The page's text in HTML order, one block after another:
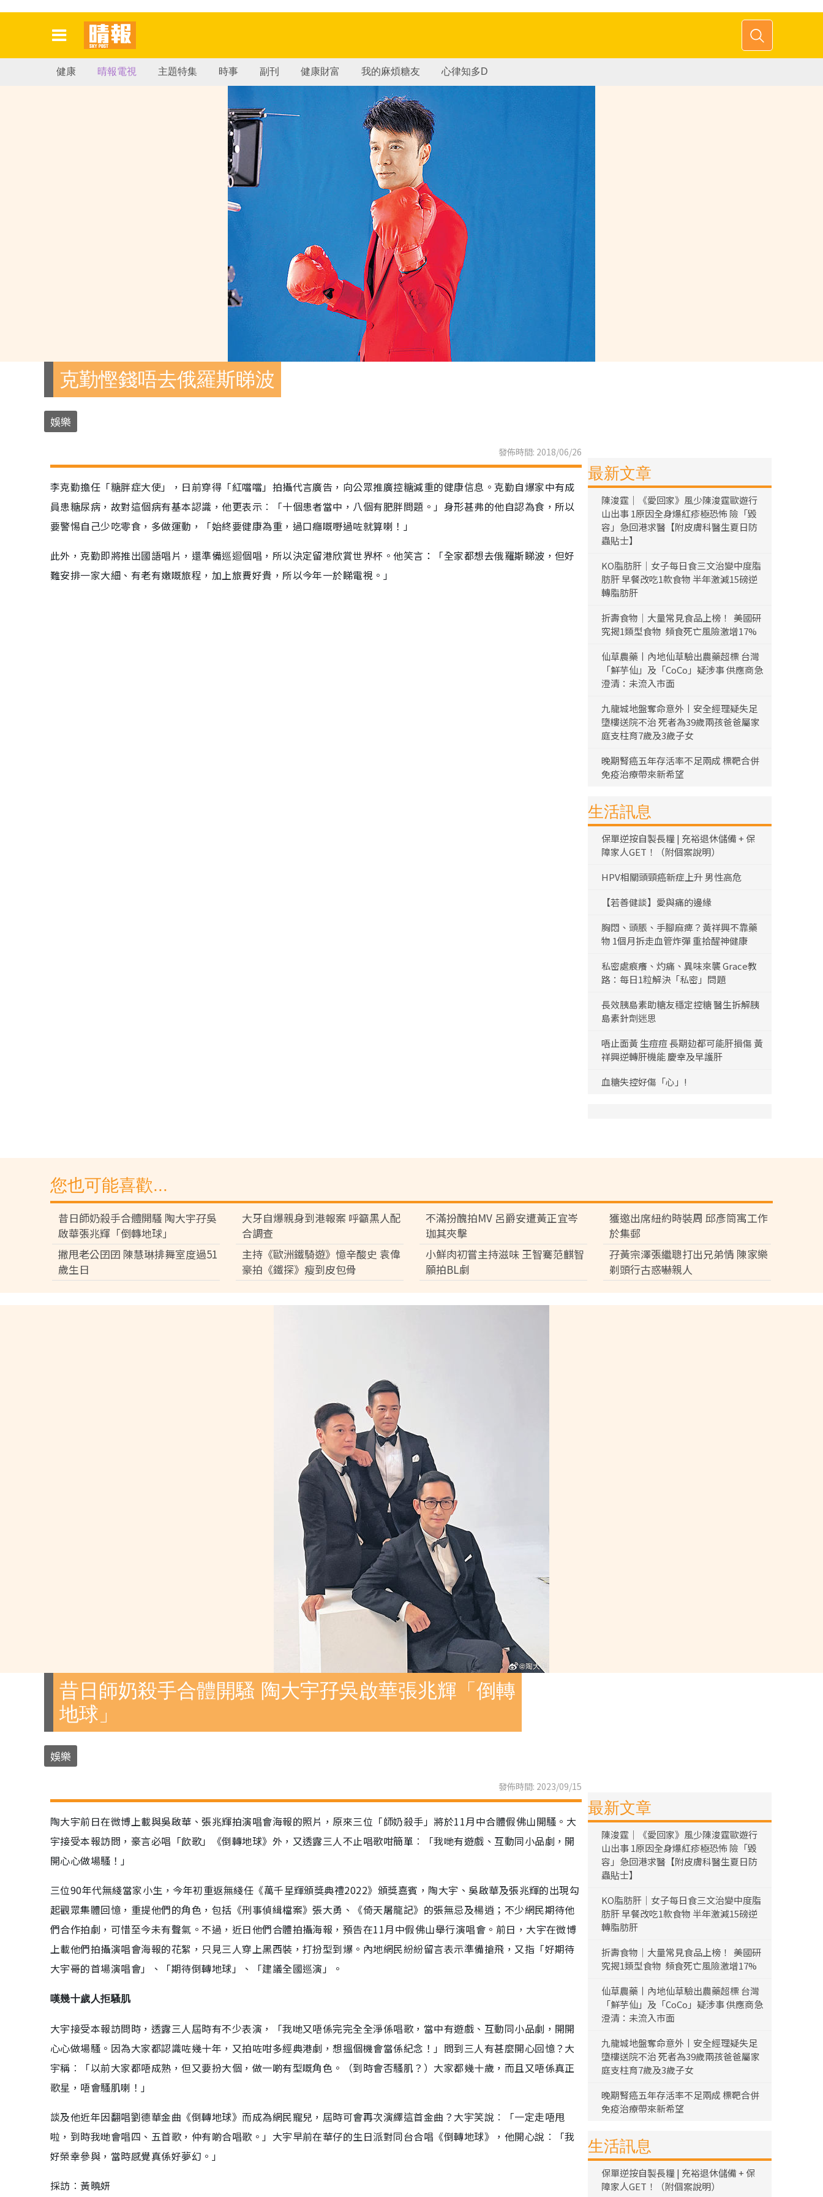
健康 晴報電視 主題特集 時事 副刊 健康財富 我的麻煩糖友 心律知多D
克勤慳錢唔去俄羅斯睇波
娛樂
發佈時間: 2018/06/26
李克勤擔任「糖胖症大使」，日前穿得「紅噹噹」拍攝代言廣告，向公眾推廣控糖減重的健康信息。克勤自爆家中有成
員患糖尿病，故對這個病有基本認識，他更表示︰「十個患者當中，八個有肥胖問題。」身形甚弗的他自認為食，所以
要警惕自己少吃零食，多做運動，「始終要健康為重，過口癮嘅嘢過咗就算喇！」
此外，克勤即將推出國語唱片，還準備巡迴個唱，所以決定留港欣賞世界杯。他笑言：「全家都想去俄羅斯睇波，但好
難安排一家大細、有老有嫩嘅旅程，加上旅費好貴，所以今年一於睇電視。」
最新文章
陳浚霆｜《愛回家》風少陳浚霆歐遊行
山出事 1原因全身爆紅疹極恐怖 險「毀
容」急回港求醫【附皮膚科醫生夏日防
蟲貼士】
KO脂肪肝｜女子每日食三文治變中度脂
肪肝 早餐改吃1款食物 半年激減15磅逆
轉脂肪肝
折壽食物｜大量常見食品上榜！ 美國研
究揭1類型食物 頻食死亡風險激增17%
仙草農藥丨內地仙草驗出農藥超標 台灣
「鮮芋仙」及「CoCo」疑涉事 供應商急
澄清：未流入市面
九龍城地盤奪命意外丨安全經理疑失足
墮樓送院不治 死者為39歲兩孩爸爸屬家
庭支柱育7歲及3歲子女
晚期腎癌五年存活率不足兩成 標靶合併
免疫治療帶來新希望
生活訊息
保單逆按自製長糧 | 充裕退休儲備 + 保
障家人GET！（附個案說明）
HPV相關頭頸癌新症上升 男性高危
【若善健談】愛與痛的邊緣
胸悶、頭脹、手腳麻痺？黃祥興不靠藥
物 1個月拆走血管炸彈 重拾醒神健康
私密處痕癢、灼痛、異味來襲 Grace教
路：每日1粒解決「私密」問題
長效胰島素助糖友穩定控糖 醫生拆解胰
島素針劑迷思
唔止面黃 生痘痘 長期攰都可能肝損傷 黃
祥興逆轉肝機能 慶幸及早護肝
血糖失控好傷「心」!
您也可能喜歡...
昔日師奶殺手合體開騷 陶大宇孖吳
啟華張兆輝「倒轉地球」
大牙自爆親身到港報案 呼籲黑人配
合調查
不滿扮醜拍MV 呂爵安遭黃正宜岑
珈其夾擊
獲邀出席紐約時裝周 邱彥筒寓工作
於集郵
撇甩老公囝囝 陳慧琳排舞室度過51
歲生日
主持《歐洲鐵騎遊》憶辛酸史 袁偉
豪拍《鐵探》瘦到皮包骨
小鮮肉初嘗主持滋味 王智騫范麒智
願拍BL劇
孖黃宗澤張繼聰打出兄弟情 陳家樂
剃頭行古惑嚇親人
昔日師奶殺手合體開騷 陶大宇孖吳啟華張兆輝「倒轉
地球」
娛樂
發佈時間: 2023/09/15
陶大宇前日在微博上載與吳啟華、張兆輝拍演唱會海報的照片，原來三位「師奶殺手」將於11月中合體假佛山開騷。大
宇接受本報訪問，豪言必唱「飲歌」《倒轉地球》外，又透露三人不止唱歌咁簡單︰「我哋有遊戲、互動同小品劇，開
開心心做場騷！」
三位90年代無綫當家小生，今年初重返無綫任《萬千星輝頒獎典禮2022》頒獎嘉賓，陶大宇、吳啟華及張兆輝的出現勾
起觀眾集體回憶，重提他們的角色，包括《刑事偵緝檔案》張大勇、《倚天屠龍記》的張無忌及楊逍；不少網民期待他
們合作拍劇，可惜至今未有聲氣。不過，近日他們合體拍攝海報，預告在11月中假佛山舉行演唱會。前日，大宇在微博
上載他們拍攝演唱會海報的花絮，只見三人穿上黑西裝，打扮型到爆。內地網民紛紛留言表示準備搶飛，又指「好期待
大宇哥的首場演唱會」、「期待倒轉地球」、「建議全國巡演」。
嘆幾十歲人拒騷肌
大宇接受本報訪問時，透露三人屆時有不少表演，「我哋又唔係完完全全淨係唱歌，當中有遊戲、互動同小品劇，開開
心心做場騷。因為大家都認識咗幾十年，又拍咗咁多經典港劇，想搵個機會當係紀念！」問到三人有甚麼開心回憶？大
宇稱︰「以前大家都唔成熟，但又要扮大個，做一啲有型嘅角色。（到時會否騷肌？）大家都幾十歲，而且又唔係真正
歌星，唔會騷肌喇！」
談及他近年因翻唱劉德華金曲《倒轉地球》而成為網民寵兒，屆時可會再次演繹這首金曲？大宇笑說︰「一定走唔甩
啦，到時我哋會唱四、五首歌，仲有啲合唱歌。」大宇早前在華仔的生日派對同台合唱《倒轉地球》，他開心說︰「我
好榮幸參與，當時感覺真係好夢幻。」
採訪︰黃曉妍
最新文章
陳浚霆｜《愛回家》風少陳浚霆歐遊行
山出事 1原因全身爆紅疹極恐怖 險「毀
容」急回港求醫【附皮膚科醫生夏日防
蟲貼士】
KO脂肪肝｜女子每日食三文治變中度脂
肪肝 早餐改吃1款食物 半年激減15磅逆
轉脂肪肝
折壽食物｜大量常見食品上榜！ 美國研
究揭1類型食物 頻食死亡風險激增17%
仙草農藥丨內地仙草驗出農藥超標 台灣
「鮮芋仙」及「CoCo」疑涉事 供應商急
澄清：未流入市面
九龍城地盤奪命意外丨安全經理疑失足
墮樓送院不治 死者為39歲兩孩爸爸屬家
庭支柱育7歲及3歲子女
晚期腎癌五年存活率不足兩成 標靶合併
免疫治療帶來新希望
生活訊息
保單逆按自製長糧 | 充裕退休儲備 + 保
障家人GET！（附個案說明）